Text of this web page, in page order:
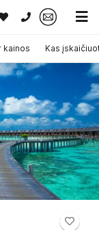
0 700 11007
Kruizai
kainos Kas